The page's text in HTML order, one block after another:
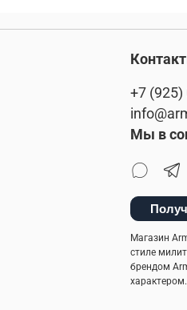
+7 (925)
Мы в
Магазин
стиле
брендом
характером.